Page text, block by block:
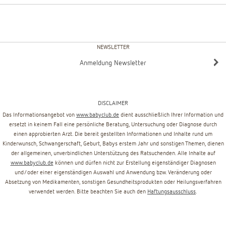
NEWSLETTER
Anmeldung Newsletter
DISCLAIMER
Das Informationsangebot von www.babyclub.de dient ausschließlich Ihrer Information und
ersetzt in keinem Fall eine persönliche Beratung, Untersuchung oder Diagnose durch
einen approbierten Arzt. Die bereit gestellten Informationen und Inhalte rund um
Kinderwunsch, Schwangerschaft, Geburt, Babys erstem Jahr und sonstigen Themen, dienen
der allgemeinen, unverbindlichen Unterstützung des Ratsuchenden. Alle Inhalte auf
www.babyclub.de können und dürfen nicht zur Erstellung eigenständiger Diagnosen
und/oder einer eigenständigen Auswahl und Anwendung bzw. Veränderung oder
Absetzung von Medikamenten, sonstigen Gesundheitsprodukten oder Heilungsverfahren
verwendet werden. Bitte beachten Sie auch den Haftungsausschluss.